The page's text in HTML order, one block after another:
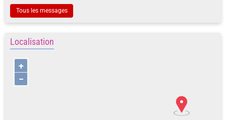
Tous les messages
Localisation
+
−